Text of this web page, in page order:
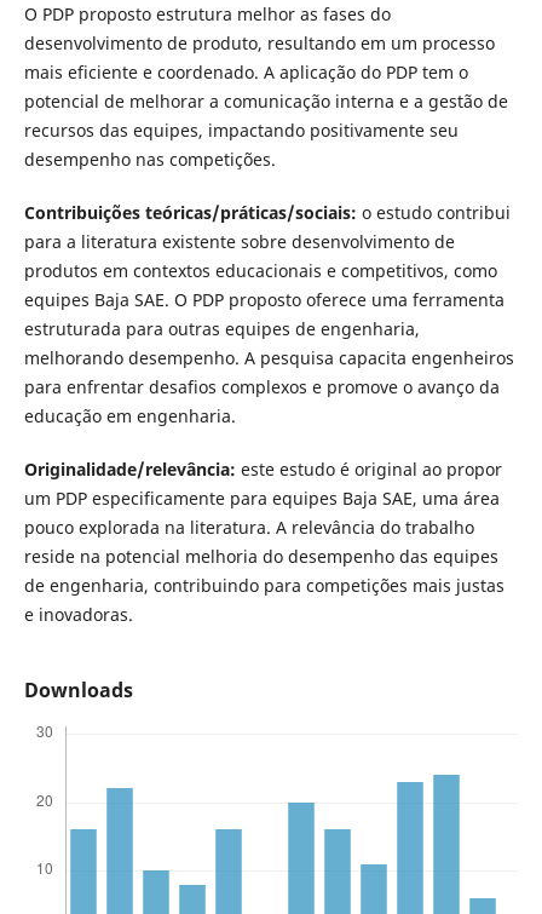
O PDP proposto estrutura melhor as fases do
desenvolvimento de produto, resultando em um processo
mais eficiente e coordenado. A aplicação do PDP tem o
potencial de melhorar a comunicação interna e a gestão de
recursos das equipes, impactando positivamente seu
desempenho nas competições.
Contribuições teóricas/práticas/sociais: o estudo contribui
para a literatura existente sobre desenvolvimento de
produtos em contextos educacionais e competitivos, como
equipes Baja SAE. O PDP proposto oferece uma ferramenta
estruturada para outras equipes de engenharia,
melhorando desempenho. A pesquisa capacita engenheiros
para enfrentar desafios complexos e promove o avanço da
educação em engenharia.
Originalidade/relevância: este estudo é original ao propor
um PDP especificamente para equipes Baja SAE, uma área
pouco explorada na literatura. A relevância do trabalho
reside na potencial melhoria do desempenho das equipes
de engenharia, contribuindo para competições mais justas
e inovadoras.
Downloads